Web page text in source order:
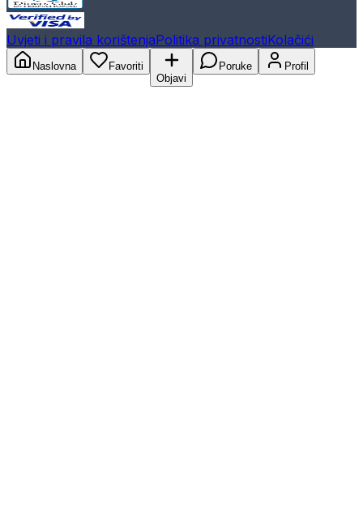
Uvjeti i pravila korištenjaPolitika privatnostiKolačići
Naslovna
Favoriti
Objavi
Poruke Profil